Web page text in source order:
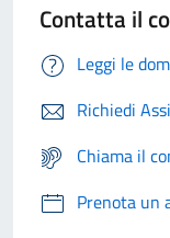
Contatta il
Leggi le
Richiedi
Chiama il
Prenota un